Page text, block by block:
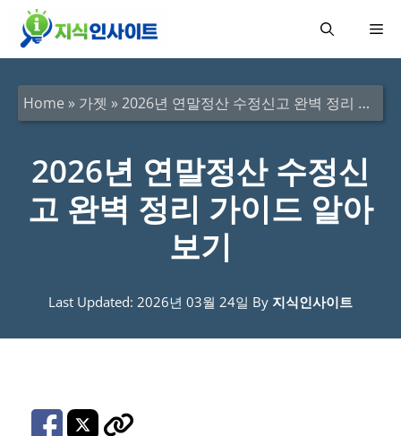
메
Home » 가젯 »2026년 연말정산 수정신고 완벽 정리 가이드 알아보기
2026년 연말정산 수정신
고 완벽 정리 가이드 알아
보기
Last Updated: 2026년 03월 24일 By 지식인사이트